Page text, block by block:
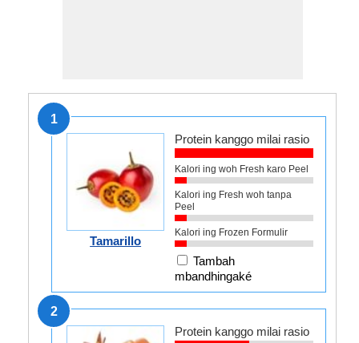
1
Tamarillo
Protein kanggo milai rasio
Kalori ing woh Fresh karo Peel
Kalori ing Fresh woh tanpa
Peel
Kalori ing Frozen Formulir
Tambah
mbandhingaké
2
Protein kanggo milai rasio